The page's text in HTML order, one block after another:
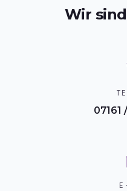
Wir
07161